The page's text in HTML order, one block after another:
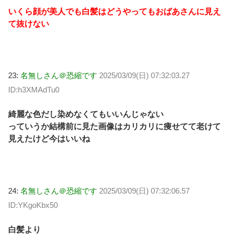
いくら顔が美人でも白髪はどうやってもおばあさんに見え
て抜けない
23: 名無しさん＠恐縮です 2025/03/09(日) 07:32:03.27
ID:h3XMAdTu0
綺麗な色だし染めなくてもいいんじゃない
っていうか結構前に見た画像はカリカリに痩せてて老けて
見えたけど今はいいね
24: 名無しさん＠恐縮です 2025/03/09(日) 07:32:06.57
ID:YKgoKbx50
白髪より